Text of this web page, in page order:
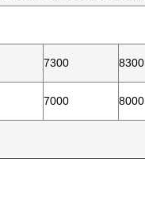
7300 8300
7000 8000